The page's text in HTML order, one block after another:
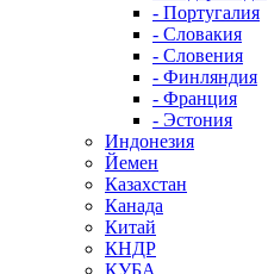
- Португалия
- Словакия
- Словения
- Финляндия
- Франция
- Эстония
Индонезия
Йемен
Казахстан
Канада
Китай
КНДР
КУБА